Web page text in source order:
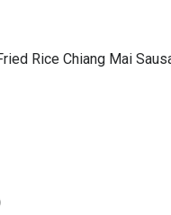
Rice Chiang Mai